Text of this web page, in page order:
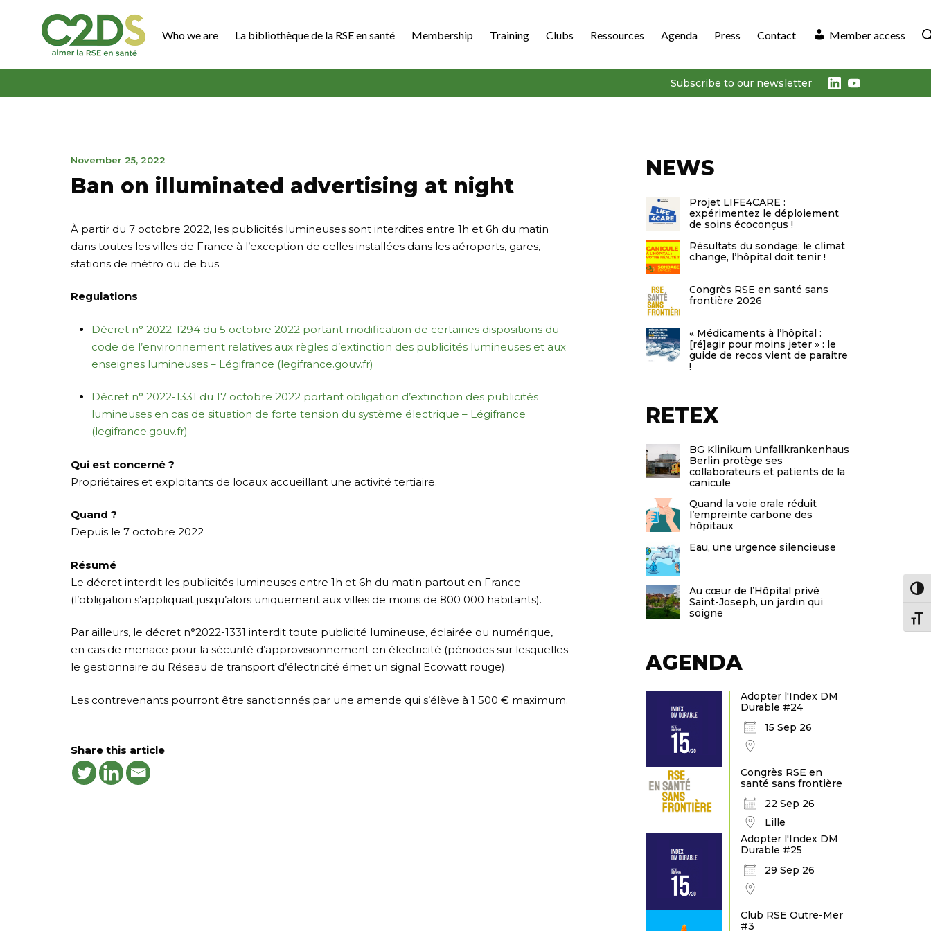
Who we are La bibliothèque de la RSE en santé Membership Training Clubs Ressources Agenda Press Contact Member access
Subscribe to our newsletter LinkedIn
Youtube
November 25, 2022
2022
Ban on illuminated advertising at night
À partir du 7 octobre 2022, les publicités lumineuses sont interdites entre 1h et 6h du matin
dans toutes les villes de France à l’exception de celles installées dans les aéroports, gares,
stations de métro ou de bus.
Regulations
Décret n° 2022-1294 du 5 octobre 2022 portant modification de certaines dispositions du
code de l’environnement relatives aux règles d’extinction des publicités lumineuses et aux
enseignes lumineuses – Légifrance (legifrance.gouv.fr)
Décret n° 2022-1331 du 17 octobre 2022 portant obligation d’extinction des publicités
lumineuses en cas de situation de forte tension du système électrique – Légifrance
(legifrance.gouv.fr)
Qui est concerné ?
Propriétaires et exploitants de locaux accueillant une activité tertiaire.
Quand ?
Depuis le 7 octobre 2022
Résumé
Le décret interdit les publicités lumineuses entre 1h et 6h du matin partout en France
(l’obligation s’appliquait jusqu’alors uniquement aux villes de moins de 800 000 habitants).
Par ailleurs, le décret n°2022-1331 interdit toute publicité lumineuse, éclairée ou numérique,
en cas de menace pour la sécurité d’approvisionnement en électricité (périodes sur lesquelles
le gestionnaire du Réseau de transport d’électricité émet un signal Ecowatt rouge).
Les contrevenants pourront être sanctionnés par une amende qui s’élève à 1 500 € maximum.
Share this article
NEWS
Projet LIFE4CARE :
expérimentez le déploiement
de soins écoconçus !
Résultats du sondage: le climat
change, l’hôpital doit tenir !
Congrès RSE en santé sans
frontière 2026
« Médicaments à l’hôpital :
[ré]agir pour moins jeter » : le
guide de recos vient de paraitre
!
RETEX
BG Klinikum Unfallkrankenhaus
Berlin protège ses
collaborateurs et patients de la
canicule
Quand la voie orale réduit
l’empreinte carbone des
hôpitaux
Eau, une urgence silencieuse
Au cœur de l’Hôpital privé
Saint-Joseph, un jardin qui
soigne
AGENDA
Adopter l'Index DM
Durable #24
15 Sep 26
Congrès RSE en
santé sans frontière
22 Sep 26
Lille
Adopter l'Index DM
Durable #25
29 Sep 26
Club RSE Outre-Mer
#3